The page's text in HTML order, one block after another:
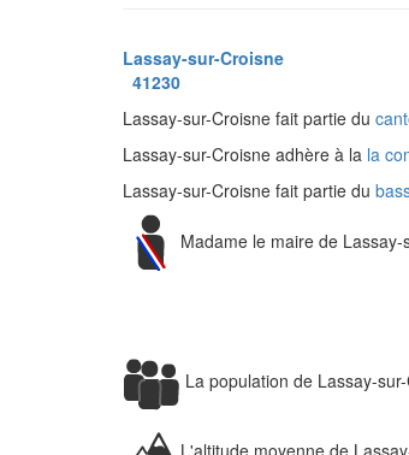
Lassay-sur-Croisne
41230
Lassay-sur-Croisne fait partie du
Lassay-sur-Croisne adhère à la la
Lassay-sur-Croisne fait partie du
Madame le maire de Lassay-
La population de Lassay-
L'altitude moyenne de